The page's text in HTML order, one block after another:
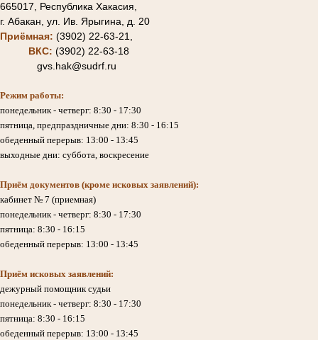
665017, Республика Хакасия,
г. Абакан, ул. Ив. Ярыгина, д. 20
Приёмная: (3902) 22-63-21,
ВКС: (3902) 22-63-18
gvs.hak@sudrf.ru
Режим работы:
понедельник - четверг: 8:30 - 17:30
пятница, предпраздничные дни: 8:30 - 16:15
обеденный перерыв: 13:00 - 13:45
выходные дни: суббота, воскресение
Приём документов (кроме исковых заявлений):
кабинет № 7 (приемная)
понедельник - четверг: 8:30 - 17:30
пятница: 8:30 - 16:15
обеденный перерыв: 13:00 - 13:45
Приём исковых заявлений:
дежурный помощник судьи
понедельник - четверг: 8:30 - 17:30
пятница: 8:30 - 16:15
обеденный перерыв: 13:00 - 13:45